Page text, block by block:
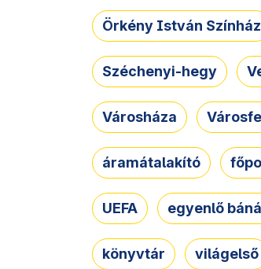
Örkény István Színház
Széchenyi-hegy
Városháza
áramátalakító
UEFA egyenlő
könyvtár világelső